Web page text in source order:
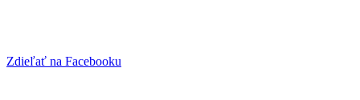
Zdieľať na Facebooku